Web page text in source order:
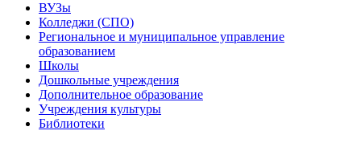
ВУЗы
Колледжи (СПО)
Региональное и муниципальное управление
образованием
Школы
Дошкольные учреждения
Дополнительное образование
Учреждения культуры
Библиотеки